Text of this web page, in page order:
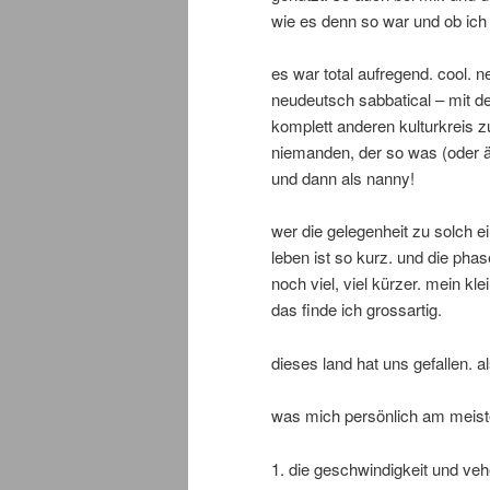
wie es denn so war und ob
es war total aufregend. cool.
neudeutsch sabbatical – mit
komplett anderen kulturkreis
niemanden, der so was (oder
und dann als nanny!
wer die gelegenheit zu solch
leben ist so kurz. und die
noch viel, viel kürzer. mein
das finde ich grossartig.
dieses land hat uns gefallen.
was mich persönlich am
1. die geschwindigkeit und